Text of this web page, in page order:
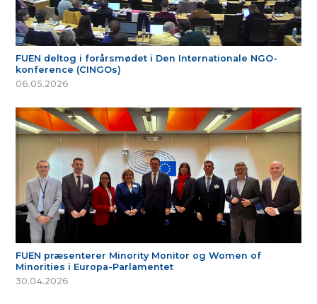
FUEN deltog i forårsmødet i Den Internationale NGO-
konference (CINGOs)
06.05.2026
FUEN præsenterer Minority Monitor og Women of
Minorities i Europa-Parlamentet
30.04.2026